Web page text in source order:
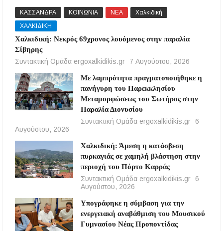
ΚΑΣΣΑΝΔΡΑ ΚΟΙΝΩΝΙΑ ΝΕΑ
Χαλκιδική
ΧΑΛΚΙΔΙΚΗ
Χαλκιδική: Νεκρός 69χρονος λουόμενος στην παραλία
Σίβηρης
Συντακτική Ομάδα ergoxalkidikis.gr
7 Αυγούστου, 2026
Με λαμπρότητα πραγματοποιήθηκε η
πανήγυρη του Παρεκκλησίου
Μεταμορφώσεως του Σωτήρος στην
Παραλία Διονυσίου
Συντακτική Ομάδα ergoxalkidikis.gr
6
Αυγούστου, 2026
Χαλκιδική: Άμεση η κατάσβεση
πυρκαγιάς σε χαμηλή βλάστηση στην
περιοχή του Πόρτο Καρράς
Συντακτική Ομάδα ergoxalkidikis.gr
6
Αυγούστου, 2026
Υπογράφηκε η σύμβαση για την
ενεργειακή αναβάθμιση του Μουσικού
Γυμνασίου Νέας Προποντίδας